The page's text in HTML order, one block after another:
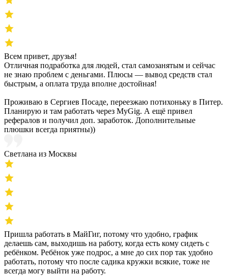
Всем привет, друзья!
Отличная подработка для людей, стал самозанятым и сейчас
не знаю проблем с деньгами. Плюсы — вывод средств стал
быстрым, а оплата труда вполне достойная!
Проживаю в Сергиев Посаде, переезжаю потихоньку в Питер.
Планирую и там работать через MyGig. А ещё привел
рефералов и получил доп. заработок. Дополнительные
плюшки всегда приятны))
Светлана из Москвы
Пришла работать в МайГиг, потому что удобно, график
делаешь сам, выходишь на работу, когда есть кому сидеть с
ребёнком. Ребёнок уже подрос, а мне до сих пор так удобно
работать, потому что после садика кружки всякие, тоже не
всегда могу выйти на работу.